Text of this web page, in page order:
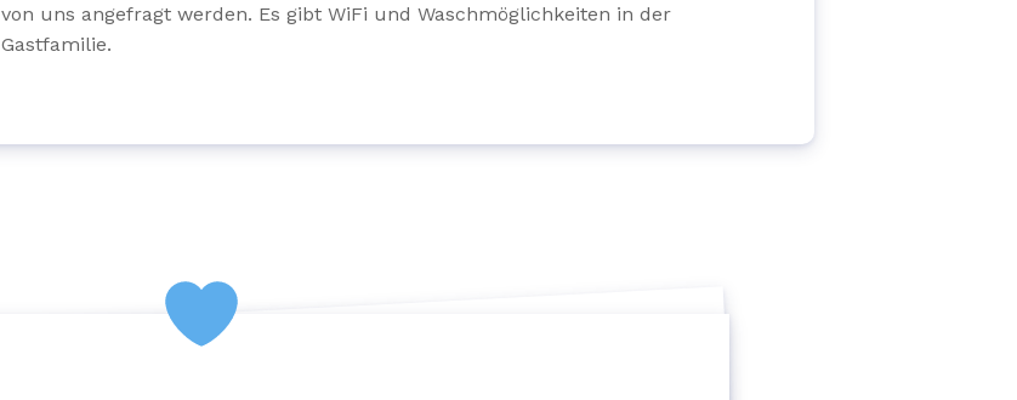
von uns angefragt werden. Es gibt WiFi und Waschmöglichkeiten in der
Gastfamilie.